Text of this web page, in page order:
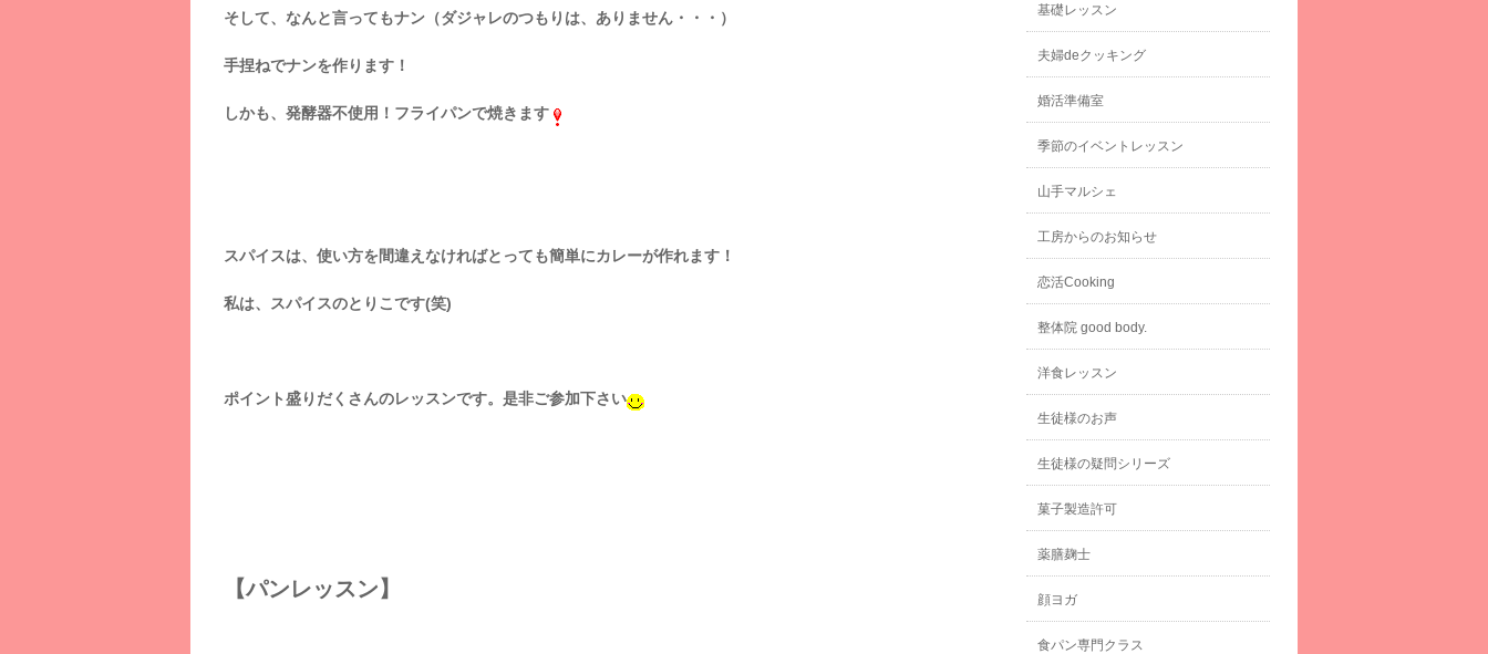
そして、なんと言ってもナン（ダジャレのつもりは、ありません・・・）
手捏ねでナンを作ります！
しかも、発酵器不使用！フライパンで焼きます
スパイスは、使い方を間違えなければとっても簡単にカレーが作れます！
私は、スパイスのとりこです(笑)
ポイント盛りだくさんのレッスンです。是非ご参加下さい
【パンレッスン】
基礎レッスン
夫婦deクッキング
婚活準備室
季節のイベントレッスン
山手マルシェ
工房からのお知らせ
恋活Cooking
整体院 good body.
洋食レッスン
生徒様のお声
生徒様の疑問シリーズ
菓子製造許可
薬膳麹士
顔ヨガ
食パン専門クラス